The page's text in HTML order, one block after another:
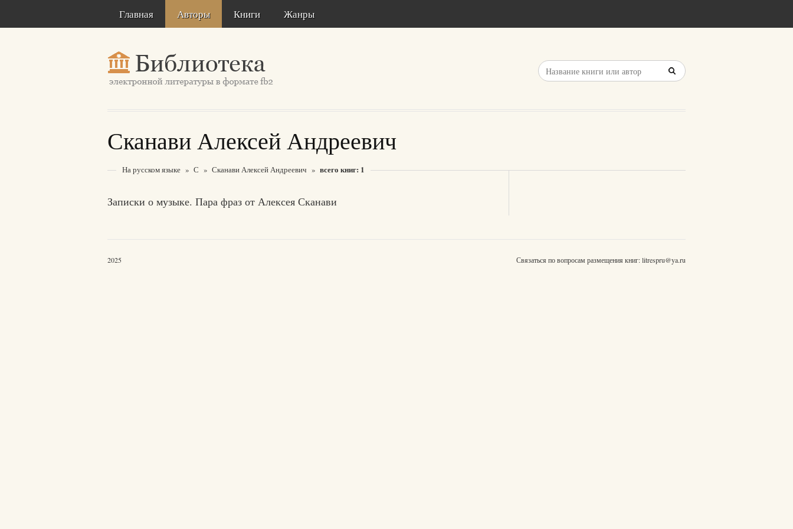
Главная Авторы Книги Жанры
Сканави Алексей Андреевич
На русском языке » С » Сканави Алексей Андреевич » всего книг: 1
Записки о музыке. Пара фраз от Алексея Сканави
2025 Связаться по вопросам размещения книг:litrespru@ya.ru